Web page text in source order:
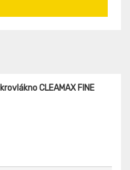
CLEAMAX FINE